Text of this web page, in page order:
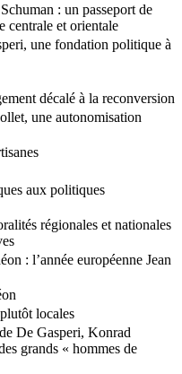
: un passeport de
centrale et orientale
une fondation politique à
décalé à la reconversion
une autonomisation
aux politiques
régionales et nationales
: l’année européenne Jean
locales
De Gasperi, Konrad
grands « hommes de